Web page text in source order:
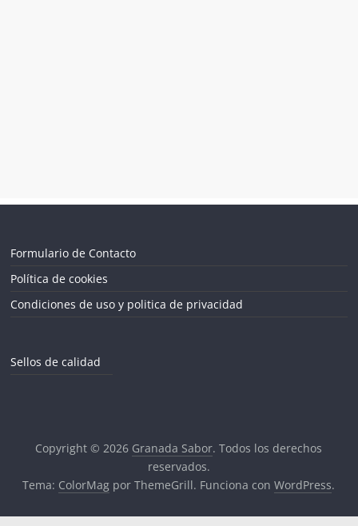
Formulario de Contacto
Política de cookies
Condiciones de uso y politica de privacidad
Sellos de calidad
Copyright © 2026 Granada Sabor. Todos los derechos
reservados.
Tema: ColorMag por ThemeGrill. Funciona conWordPress.